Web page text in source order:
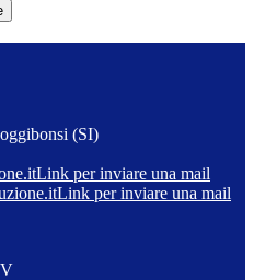
(SI)
Link per inviare una mail
Link per inviare una mail